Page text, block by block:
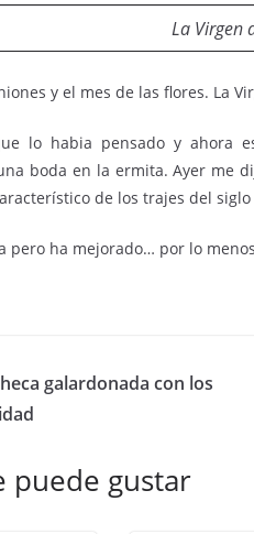
La Virgen
y el mes de las flores. La
lo habia pensado y ahora
boda en la ermita. Ayer me
de los trajes del
pero ha mejorado… por lo
galardonada con los
puede gustar